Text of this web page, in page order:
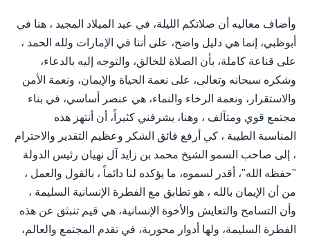
وأضاف معاليه أن صلاتكم الليلة، في عيد الميلاد المجيد ، هنا في
أبوظبي، إنما هي دليل واضح، على أننا في الإمارات ولله الحمد ،
على قناعة كاملة، بأن الصلاة للخالق، والتوجه إليه بالدعاء،
وشكره سبحانه وتعالى، على نعمة الحياة والإيمان، ونعمة الأمن
والاستقرار، ونعمة الرخاء والنماء، هي عنصر أساسي، في بناء
مجتمع قوي ومتآلف ، وهنا، يشرفني كثيراً، أن أنتهز هذه
المناسبة الطيبة ، كي أرفع فائق الشكر وعظيم التقدير والاحترام
، إلى صاحب السمو الشيخ محمد بن زايد آل نهيان رئيس الدولة
"حفظه الله"، أقدر لسموه، ما يؤكده لنا دائماً ، بالقول والعمل ،
من أن الإيمان بالله ، هو تطابق مع الفطرة الإنسانية السليمة ،
وأن التسامح والتعايش والأخوة الإنسانية، هي قيم تنبثق عن هذه
الفطرة السليمة، ولها أدوار محورية، في تقدم المجتمع والعالم،